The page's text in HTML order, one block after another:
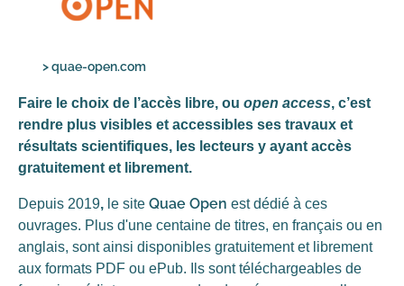
>quae-open.com
Faire le choix de l’accès libre, ou open access, c’est
rendre plus visibles et accessibles ses travaux et
résultats scientifiques, les lecteurs y ayant accès
gratuitement et librement.
Depuis 2019, le site Quae Open est dédié à ces
ouvrages. Plus d'une centaine de titres, en français ou en
anglais, sont ainsi disponibles gratuitement et librement
aux formats PDF ou ePub. Ils sont téléchargeables de